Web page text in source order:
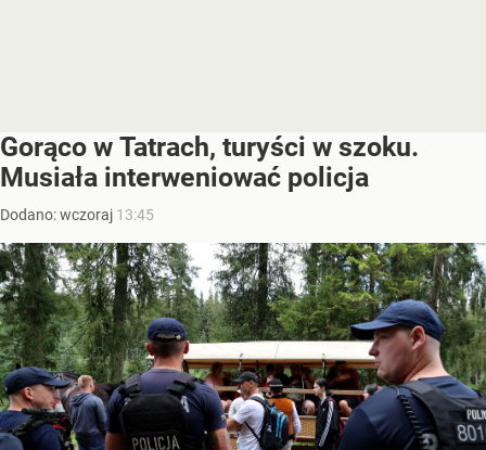
Gorąco w Tatrach, turyści w szoku.
Musiała interweniować policja
Dodano:wczoraj 13:45